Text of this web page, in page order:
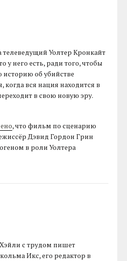
телеведущий Уолтер Кронкайт
у него есть, ради того, чтобы
историю об убийстве
когда вся нация находится в
в свою новую эру.
, что фильм по сценарию
Дэвид Гордон Грин
в роли Уолтера
с трудом пишет
Икс, его редактор в